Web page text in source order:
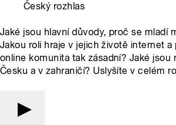
Český rozhlas
Jaké jsou hlavní důvody, proč se mladí
Jakou roli hraje v jejich životě internet a
online komunita tak zásadní? Jaké jsou
Česku a v zahraničí? Uslyšíte v celém